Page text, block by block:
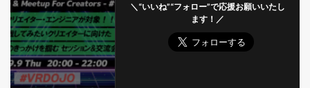
＼“いいね”“フォロー”で応援お願いいたし
ます！／